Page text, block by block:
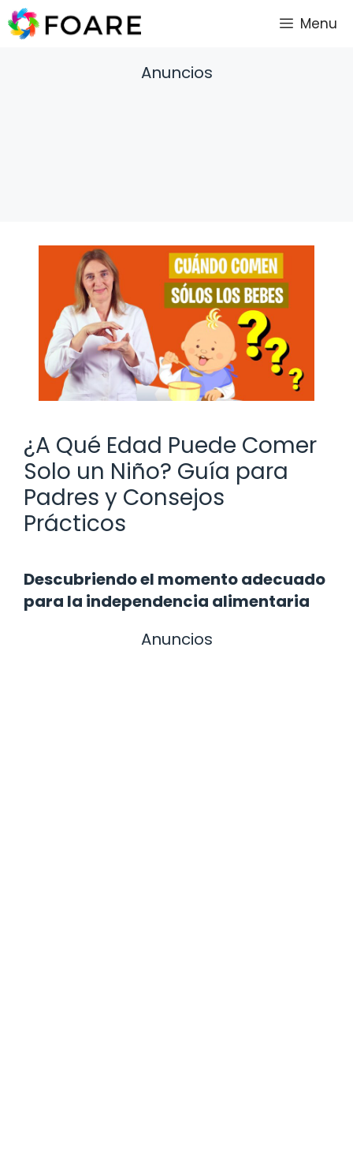
Saltar
al
Menu
Anuncios
¿A Qué Edad Puede Comer
Solo un Niño? Guía para
Padres y Consejos
Prácticos
Descubriendo el momento adecuado
para la independencia alimentaria
Anuncios